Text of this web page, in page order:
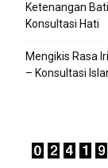
Ketenangan
Konsultasi Hati
Mengikis Rasa
– Konsultasi